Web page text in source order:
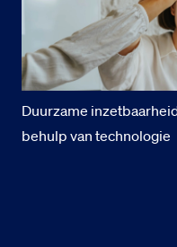
Duurzame
behulp van technologie